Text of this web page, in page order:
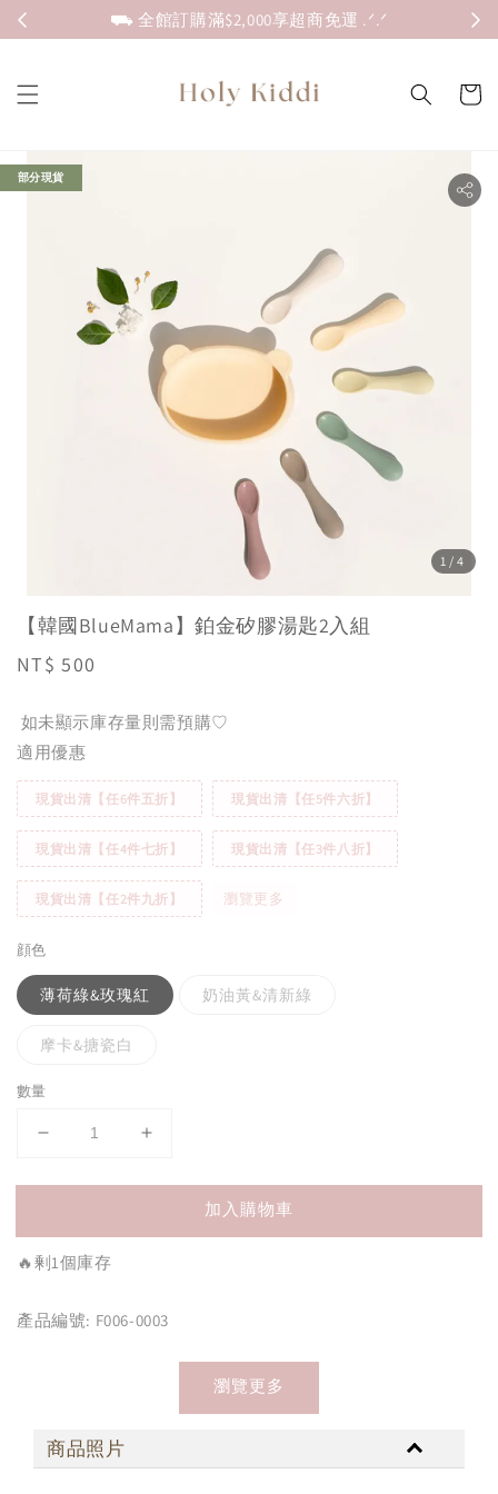
⛟ 全館訂購滿$2,000享超商免運 .ᐟ.ᐟ
1 /4
部分現貨
【韓國BlueMama】鉑金矽膠湯匙2入組
Regular
NT$ 500
如未顯示庫存量則需預購♡
適用優惠
現貨出清【任6件五折】 現貨出清【任5件六折】
現貨出清【任4件七折】 現貨出清【任3件八折】
現貨出清【任2件九折】 瀏覽更多
顔色
薄荷綠&玫瑰紅 奶油黃&清新綠
摩卡&搪瓷白
數量
加入購物車
🔥剰1個庫存
產品編號: F006-0003
瀏覽更多
商品照片